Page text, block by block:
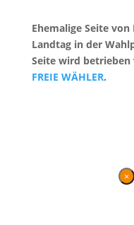
Ehemalige Seite von
Landtag in der
Seite wird
FREIE WÄHLER.
×